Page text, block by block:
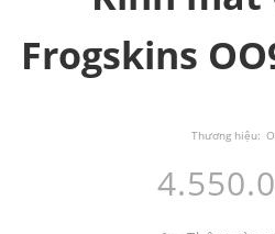
Frogskins
Thương hiệu: